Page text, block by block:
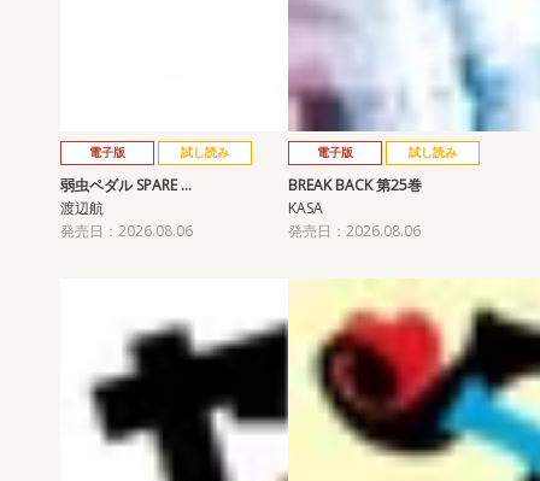
電子版 試し読み
弱虫ペダル SPARE …
渡辺航
発売日：2026.08.06
電子版 試し読み
BREAK BACK 第25巻
KASA
発売日：2026.08.06